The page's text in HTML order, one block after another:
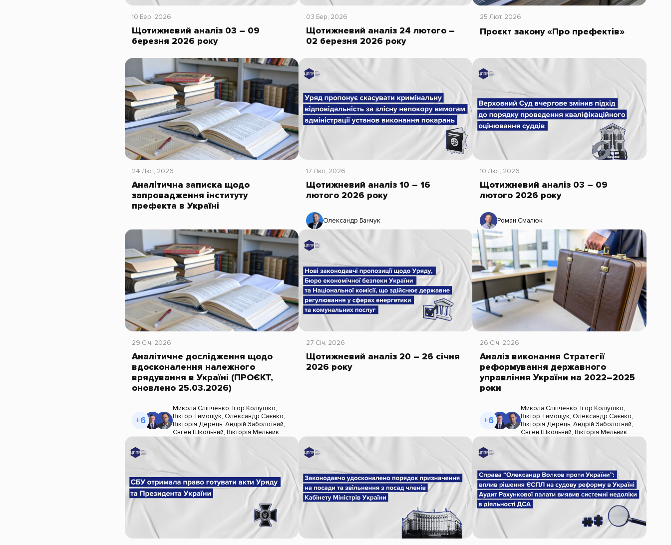
10 Бер, 2026
Щотижневий аналіз 03 – 09
березня 2026 року
03 Бер, 2026
Щотижневий аналіз 24 лютого –
02 березня 2026 року
25 Лют, 2026
Проєкт закону «Про префектів»
24 Лют, 2026
Аналітична записка щодо
запровадження інституту
префекта в Україні
17 Лют, 2026
Щотижневий аналіз 10 – 16
лютого 2026 року
Олександр Банчук
10 Лют, 2026
Щотижневий аналіз 03 – 09
лютого 2026 року
Роман Смалюк
29 Січ, 2026
Аналітичне дослідження щодо
вдосконалення належного
врядування в Україні (ПРОЄКТ,
оновлено 25.03.2026)
+6
Микола Сліпченко,Ігор Коліушко,
Віктор Тимощук, Олександр Саєнко,
Вікторія Дерець,Андрій Заболотний,
Євген Школьний,Вікторія Мельник
27 Січ, 2026
Щотижневий аналіз 20 – 26 січня
2026 року
26 Січ, 2026
Аналіз виконання Стратегії
реформування державного
управління України на 2022–2025
роки
+6
Микола Сліпченко, Ігор Коліушко,
Віктор Тимощук, Олександр Саєнко,
Вікторія Дерець, Андрій Заболотний,
Євген Школьний, Вікторія Мельник